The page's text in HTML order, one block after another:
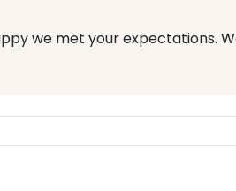
we met your expectations.